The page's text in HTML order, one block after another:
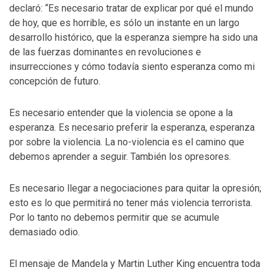
declaró: “Es necesario tratar de explicar por qué el mundo
de hoy, que es horrible, es sólo un instante en un largo
desarrollo histórico, que la esperanza siempre ha sido una
de las fuerzas dominantes en revoluciones e
insurrecciones y cómo todavía siento esperanza como mi
concepción de futuro.
Es necesario entender que la violencia se opone a la
esperanza. Es necesario preferir la esperanza, esperanza
por sobre la violencia. La no-violencia es el camino que
debemos aprender a seguir. También los opresores.
Es necesario llegar a negociaciones para quitar la opresión;
esto es lo que permitirá no tener más violencia terrorista.
Por lo tanto no debemos permitir que se acumule
demasiado odio.
El mensaje de Mandela y Martin Luther King encuentra toda